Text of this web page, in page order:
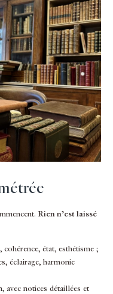
Rien n’est laissé
cohérence, état, esthétisme ;
éclairage, harmonie
avec notices détaillées et